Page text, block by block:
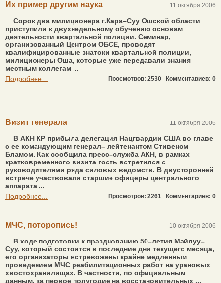
Их пример другим наука 11 октября 2006
Сорок два милиционера г.Кара–Суу Ошской области
приступили к двухнедельному обучению основам
деятельности квартальной полиции. Семинар,
организованный Центром ОБСЕ, проводят
квалифицированные знатоки квартальной полиции,
милиционеры Оша, которые уже передавали знания
местным коллегам ...
Подробнее...
Просмотров: 2530 Комментариев: 0
Визит генерала 11 октября 2006
В АКН КР прибыла делегация Нацгвардии США во главе
с ее командующим генерал– лейтенантом Стивеном
Бламом. Как сообщила пресс–служба АКН, в рамках
кратковременного визита гость встретился с
руководителями ряда силовых ведомств. В двусторонней
встрече участвовали старшие офицеры центрального
аппарата ...
Подробнее...
Просмотров: 2261 Комментариев: 0
МЧС, поторопись! 10 октября 2006
В ходе подготовки к празднованию 50–летия Майлуу–
Суу, который состоится в последние дни текущего месяца,
его организаторы встревожены крайне медленным
проведением МЧС реабилитационных работ на урановых
хвостохранилищах. В частности, по официальным
данным, за первое полугодие на восстановительных ...